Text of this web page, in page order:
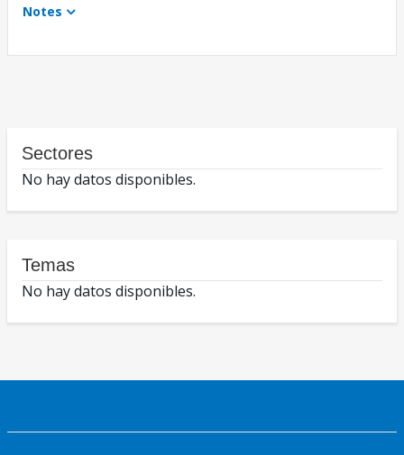
Notes
Sectores
No hay datos disponibles.
Temas
No hay datos disponibles.